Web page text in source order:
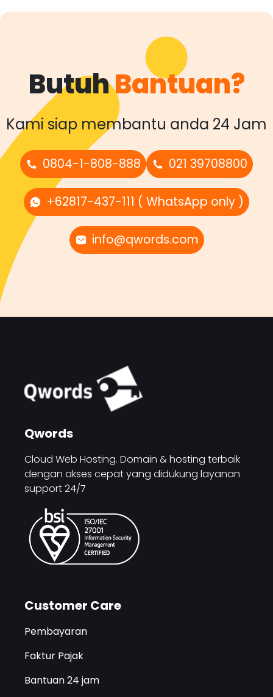
ButuhBantuan?
Kami siap membantu anda 24 Jam
0804-1-808-888 021 39708800
+62817-437-111 ( WhatsApp only )
info@qwords.com
Qwords
Cloud Web Hosting. Domain & hosting terbaik
dengan akses cepat yang didukung layanan
support 24/7
Customer Care
Pembayaran
Faktur Pajak
Bantuan 24 jam